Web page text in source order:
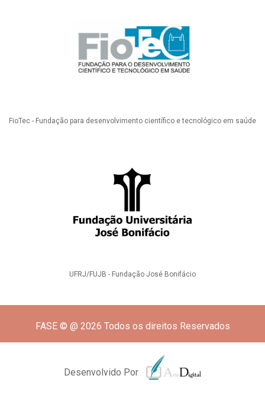
FioTec - Fundação para desenvolvimento científico e tecnológico em saúde
UFRJ/FUJB - Fundação José Bonifácio
FASE © @ 2026 Todos os direitos Reservados
Desenvolvido Por